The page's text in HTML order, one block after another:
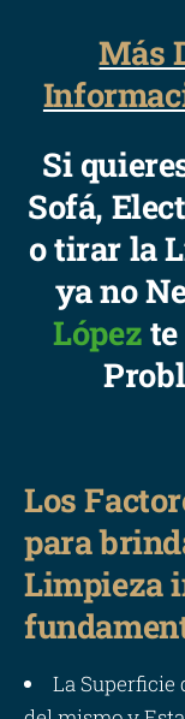
Más
Si
Sofá,
o tirar la
ya no
López
Los
para
Limpieza
La Superficie